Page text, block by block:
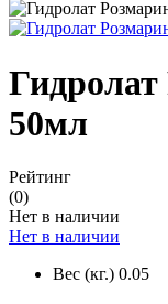
50мл
Рейтинг
(0)
Нет в наличии
Нет в наличии
Вес (кг.) 0.05